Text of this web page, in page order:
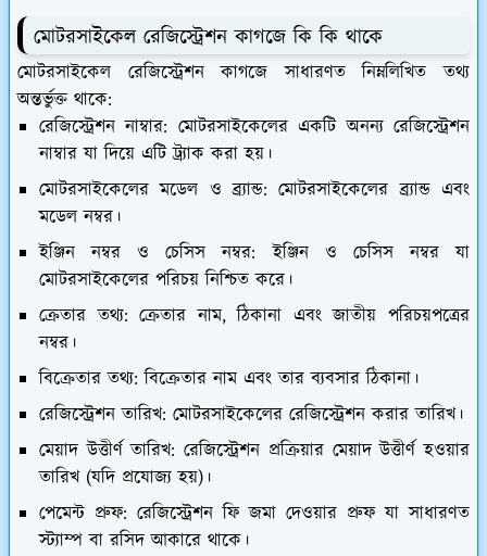
মোটরসাইকেল রেজিস্ট্রেশন কাগজে কি কি থাকে
মোটরসাইকেল রেজিস্ট্রেশন কাগজে সাধারণত নিম্নলিখিত তথ্য
অন্তর্ভুক্ত থাকে:
রেজিস্ট্রেশন নাম্বার: মোটরসাইকেলের একটি অনন্য রেজিস্ট্রেশন
নাম্বার যা দিয়ে এটি ট্র্যাক করা হয়।
মোটরসাইকেলের মডেল ও ব্র্যান্ড:মোটরসাইকেলের ব্র্যান্ড এবং
মডেল নম্বর।
ইঞ্জিন নম্বর ও চেসিস নম্বর:ইঞ্জিন ও চেসিস নম্বর যা
মোটরসাইকেলের পরিচয় নিশ্চিত করে।
ক্রেতার তথ্য:ক্রেতার নাম, ঠিকানা এবং জাতীয় পরিচয়পত্রের
নম্বর।
বিক্রেতার তথ্য:বিক্রেতার নাম এবং তার ব্যবসার ঠিকানা।
রেজিস্ট্রেশন তারিখ: মোটরসাইকেলের রেজিস্ট্রেশন করার তারিখ।
মেয়াদ উত্তীর্ণ তারিখ: রেজিস্ট্রেশন প্রক্রিয়ার মেয়াদ উত্তীর্ণ হওয়ার
তারিখ (যদি প্রযোজ্য হয়)।
পেমেন্ট প্রুফ: রেজিস্ট্রেশন ফি জমা দেওয়ার প্রুফ যা সাধারণত
স্ট্যাম্প বা রসিদ আকারে থাকে।